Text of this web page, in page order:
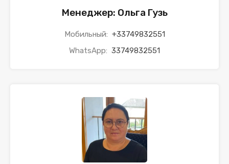
Менеджер: Ольга Гузь
Мобильный: +33749832551
WhatsApp: 33749832551